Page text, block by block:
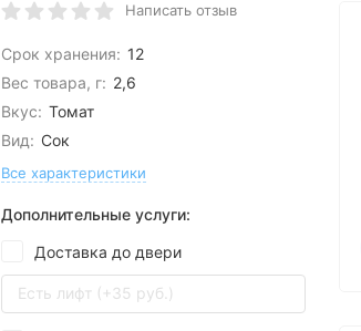
Написать отзыв
Срок хранения: 12
Вес товара, г: 2,6
Вкус: Томат
Вид: Сок
Все характеристики
Дополнительные услуги:
Доставка до двери
Есть лифт (+35 руб.)